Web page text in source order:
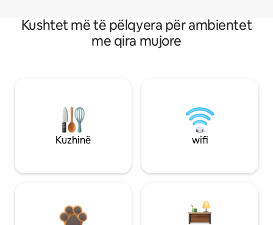
Kushtet më të pëlqyera për ambientet
me qira mujore
Kuzhinë wifi